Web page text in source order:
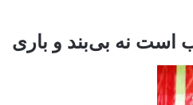
است نه بی‌بند و باری